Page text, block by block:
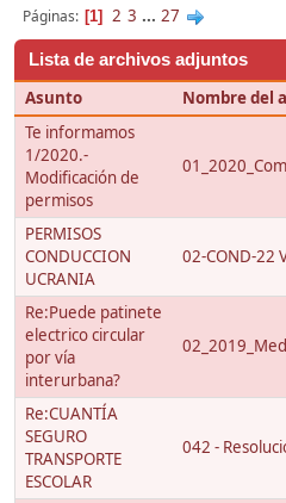
Páginas 1 2 3 ... 27
Lista de archivos adjuntos
Asunto
Nombre del
Te informamos
1/2020.-
Modificación de
permisos
PERMISOS
CONDUCCION
UCRANIA
02-COND-22
Re:Puede patinete
electrico circular
por vía
interurbana?
Re:CUANTÍA
SEGURO
TRANSPORTE
ESCOLAR
042 -